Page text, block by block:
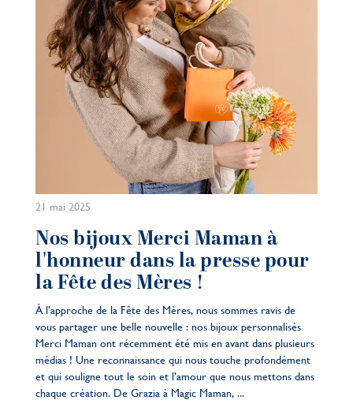
21 mai 2025
Nos bijoux Merci Maman à
l'honneur dans la presse pour
la Fête des Mères !
À l’approche de la Fête des Mères, nous sommes ravis de
vous partager une belle nouvelle : nos bijoux personnalisés
Merci Maman ont récemment été mis en avant dans plusieurs
médias ! Une reconnaissance qui nous touche profondément
et qui souligne tout le soin et l’amour que nous mettons dans
chaque création. De Grazia à Magic Maman, ...